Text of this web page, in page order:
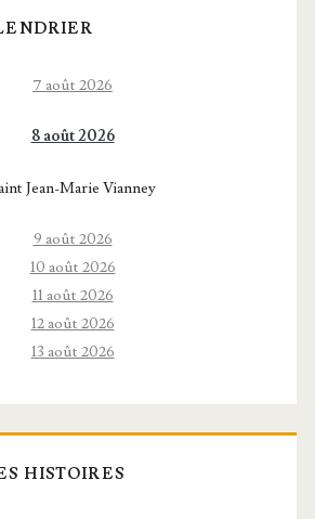
7 août 2026
8 août 2026
Jean-Marie Vianney
9 août 2026
10 août 2026
11 août 2026
12 août 2026
13 août 2026
HISTOIRES